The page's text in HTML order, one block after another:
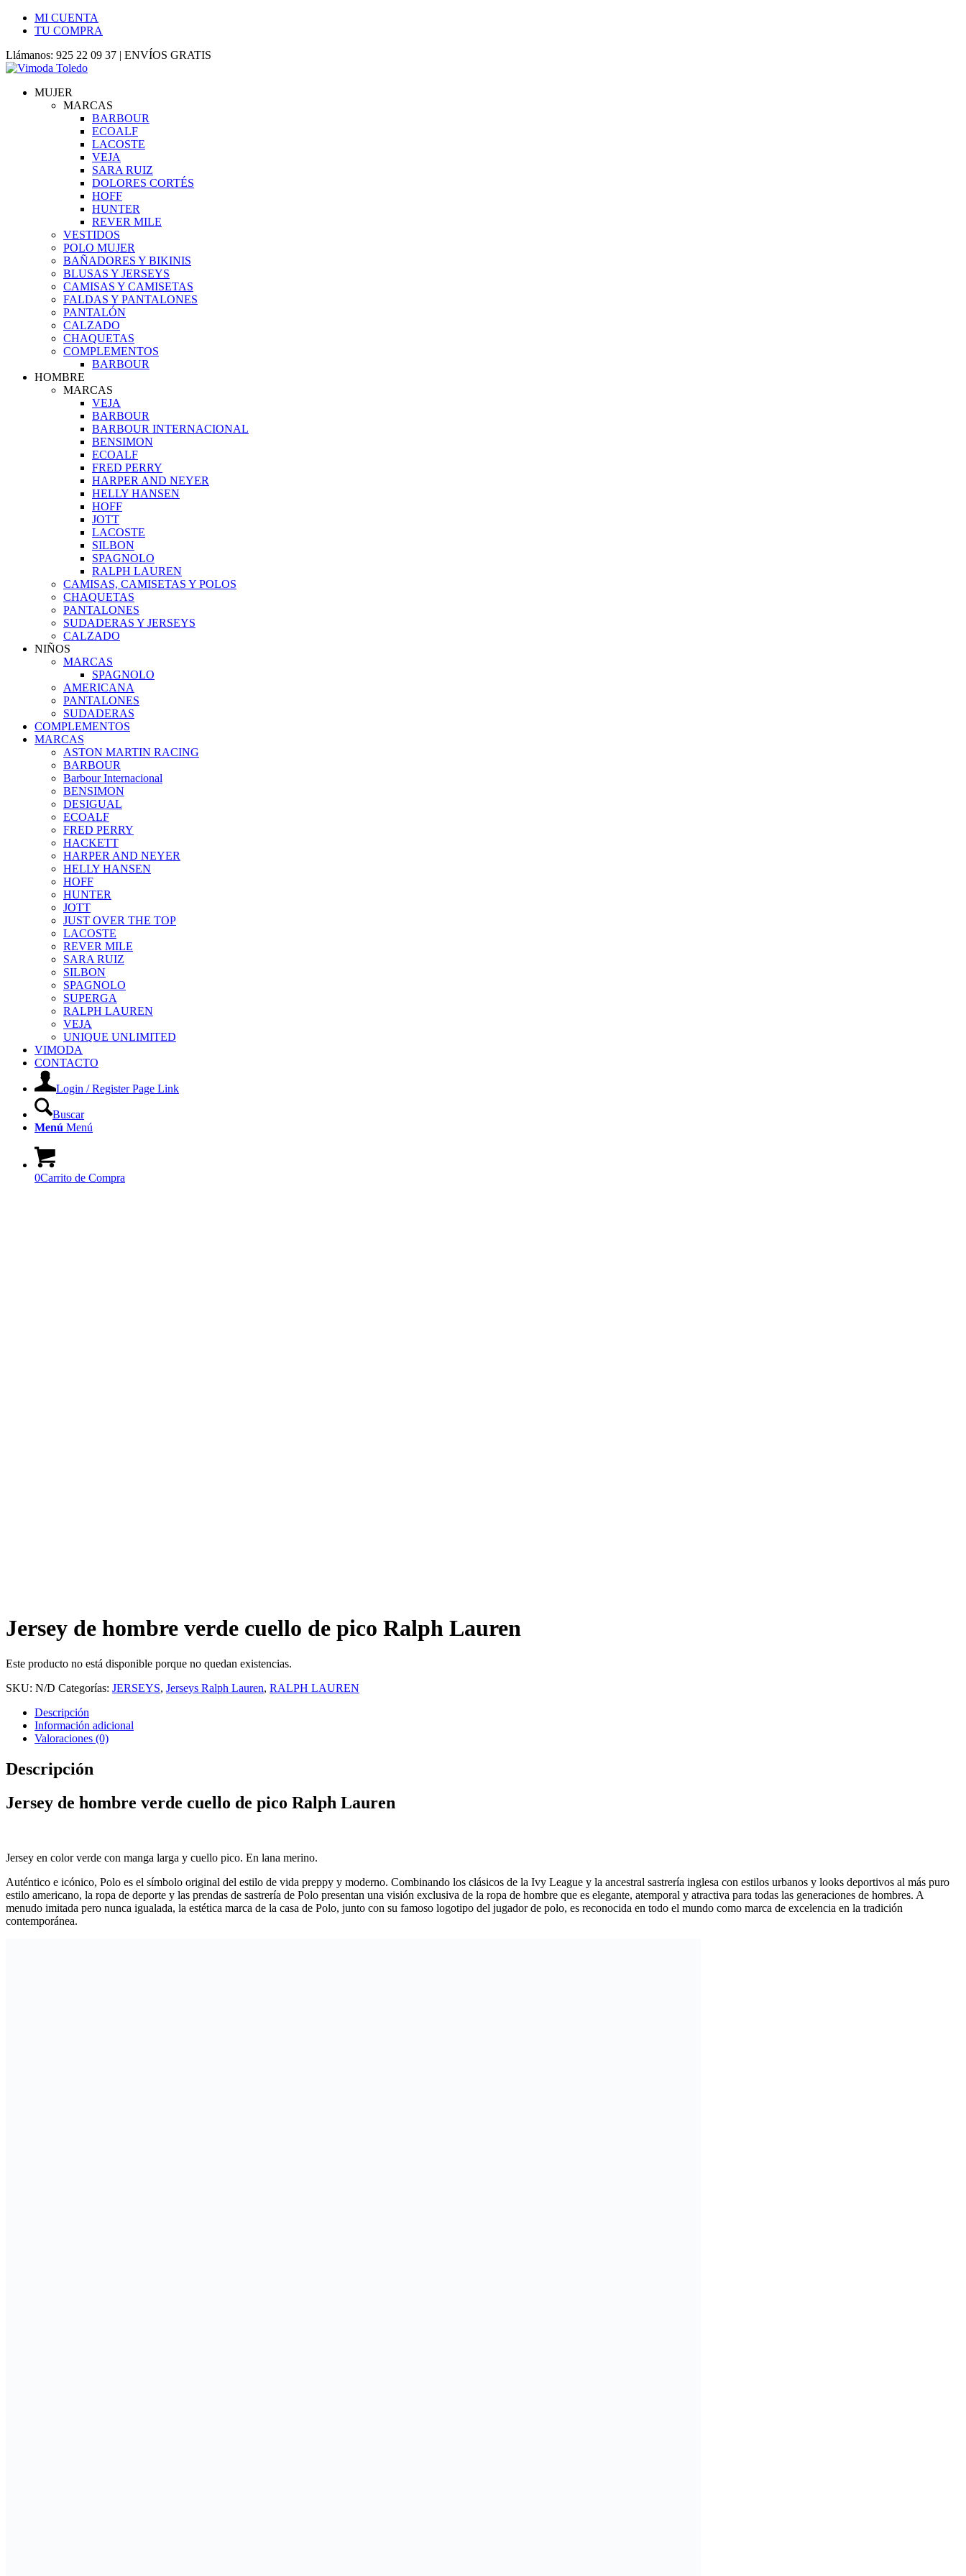
MI CUENTA
TU COMPRA
Llámanos: 925 22 09 37 | ENVÍOS GRATIS
MUJER
MARCAS
BARBOUR
ECOALF
LACOSTE
VEJA
SARA RUIZ
DOLORES CORTÉS
HOFF
HUNTER
REVER MILE
VESTIDOS
POLO MUJER
BAÑADORES Y BIKINIS
BLUSAS Y JERSEYS
CAMISAS Y CAMISETAS
FALDAS Y PANTALONES
PANTALÓN
CALZADO
CHAQUETAS
COMPLEMENTOS
BARBOUR
HOMBRE
MARCAS
VEJA
BARBOUR
BARBOUR INTERNACIONAL
BENSIMON
ECOALF
FRED PERRY
HARPER AND NEYER
HELLY HANSEN
HOFF
JOTT
LACOSTE
SILBON
SPAGNOLO
RALPH LAUREN
CAMISAS, CAMISETAS Y POLOS
CHAQUETAS
PANTALONES
SUDADERAS Y JERSEYS
CALZADO
NIÑOS
MARCAS
SPAGNOLO
AMERICANA
PANTALONES
SUDADERAS
COMPLEMENTOS
MARCAS
ASTON MARTIN RACING
BARBOUR
Barbour Internacional
BENSIMON
DESIGUAL
ECOALF
FRED PERRY
HACKETT
HARPER AND NEYER
HELLY HANSEN
HOFF
HUNTER
JOTT
JUST OVER THE TOP
LACOSTE
REVER MILE
SARA RUIZ
SILBON
SPAGNOLO
SUPERGA
RALPH LAUREN
VEJA
UNIQUE UNLIMITED
VIMODA
CONTACTO
Login / Register Page Link
Buscar
Menú Menú
0Carrito de Compra
Jersey de hombre verde cuello de pico Ralph Lauren
Este producto no está disponible porque no quedan existencias.
SKU: N/D Categorías: JERSEYS, Jerseys Ralph Lauren, RALPH LAUREN
Descripción
Información adicional
Valoraciones (0)
Descripción
Jersey de hombre verde cuello de pico Ralph Lauren
Jersey en color verde con manga larga y cuello pico. En lana merino.
Auténtico e icónico, Polo es el símbolo original del estilo de vida preppy y moderno. Combinando los clásicos de la Ivy League y la ancestral sastrería inglesa con estilos urbanos y looks deportivos al más puro
estilo americano, la ropa de deporte y las prendas de sastrería de Polo presentan una visión exclusiva de la ropa de hombre que es elegante, atemporal y atractiva para todas las generaciones de hombres. A
menudo imitada pero nunca igualada, la estética marca de la casa de Polo, junto con su famoso logotipo del jugador de polo, es reconocida en todo el mundo como marca de excelencia en la tradición
contemporánea.